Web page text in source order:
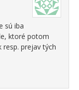
sú iba
ktoré potom
prejav tých